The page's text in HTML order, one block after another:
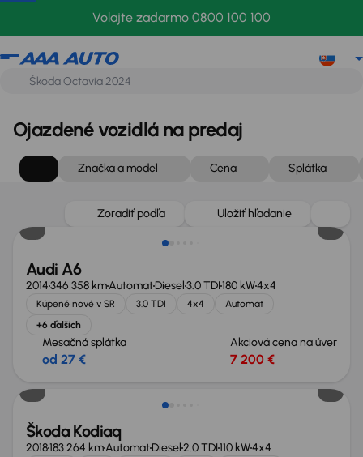
Volajte zadarmo 0800 100 100
Ojazdené vozidlá na predaj
Značka a model Cena Splátka
Zoradiť podľa Uložiť hľadanie
Zlacnené o 1 100 €
Audi A6
2014346 358 kmAutomatDiesel3.0 TDI180 kW4x4
Kúpené nové v SR 3.0 TDI 4x4
Automat
+6 ďalších
Mesačná splátka
od 27 €
Akciová cena na úver
7 200 €
Zlacnené o 1 000 €
Škoda Kodiaq
2018183 264 kmAutomatDiesel2.0 TDI110 kW4x4